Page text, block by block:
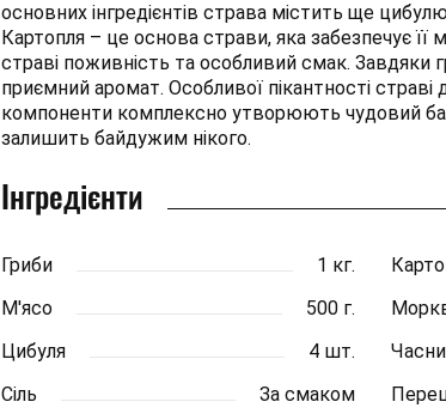
основних інгредієнтів страва містить ще
Картопля – це основа страви, яка забезпечує її
страві поживність та особливий смак. Завдяки
приємний аромат. Особливої пікантності страві
компоненти комплексно утворюють чудовий
залишить байдужим нікого.
Інгредієнти
Гриби 1 кг.
М'ясо
500 г.
Цибуля
4 шт.
Сіль
За смаком